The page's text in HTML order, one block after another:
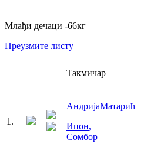
Млађи дечаци -66кг
Преузмите листу
Такмичар
1 .
АндријаМатарић
Ипон,
Сомбор